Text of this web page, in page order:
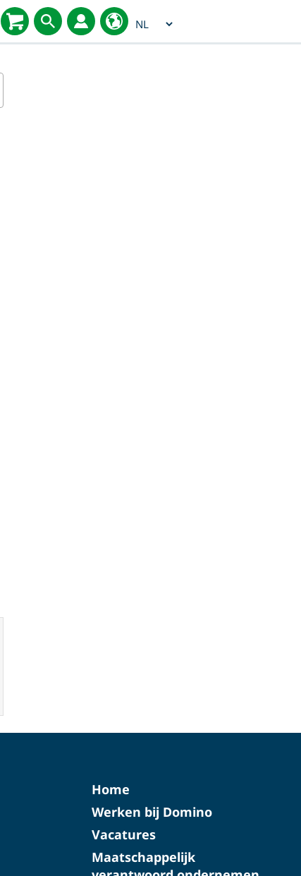
Select
language
Home
Werken bij Domino
Vacatures
Maatschappelijk